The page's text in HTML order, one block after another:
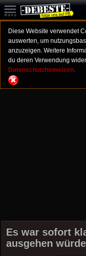
Diese Website verwendet
auswerten, um
anzuzeigen. Weitere
du deren Verwendung
Datenschutzhinweisen.
Es war sofort
ausgehen